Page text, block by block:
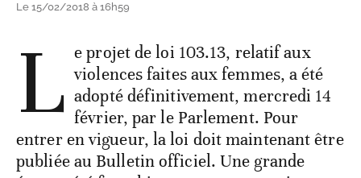
Le 15/02/2018 à 16h59
L e projet de loi 103.13, relatif aux
violences faites aux femmes, a été
adopté définitivement, mercredi 14
février, par le Parlement. Pour
entrer en vigueur, la loi doit maintenant être
publiée au Bulletin officiel. Une grande